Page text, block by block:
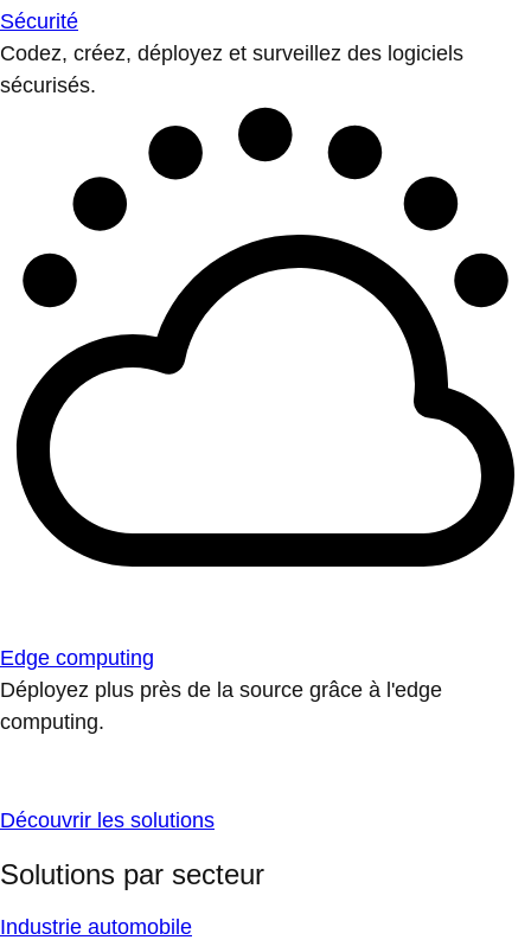
Sécurité
Codez, créez, déployez et surveillez des logiciels
sécurisés.
Edge computing
Déployez plus près de la source grâce à l'edge
computing.
Découvrir les solutions
Solutions par secteur
Industrie automobile